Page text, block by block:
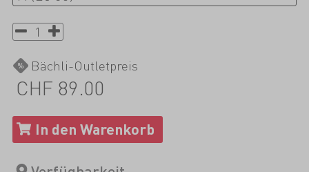
Bächli-Outletpreis
CHF 89.00